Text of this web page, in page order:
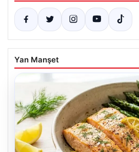
Yan Manşet